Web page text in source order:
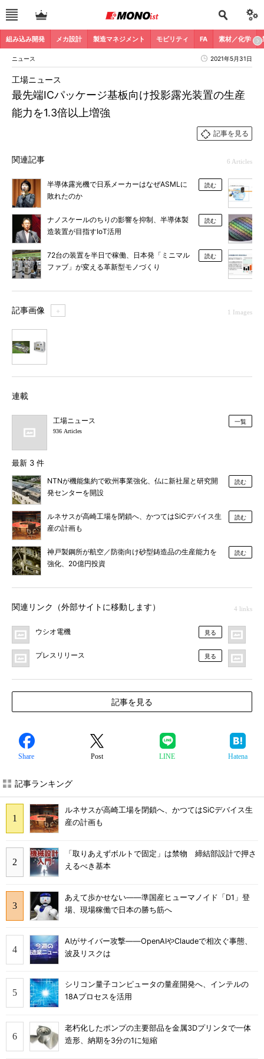
組み込み開発 メカ設計 製造マネジメント モビリティ FA 素材／化学
ニュース 2021年5月31日
最先端ICパッケージ基板向け投影露光装置の生産
能力を1.3倍以上増強
工場ニュース
記事を見る
関連記事 6 Articles
半導体露光機で日系メーカーはなぜASMLに
敗れたのか
読む
ナノスケールのちりの影響を抑制、半導体製
造装置が目指すIoT活用
読む
72台の装置を半日で稼働、日本発「ミニマル
ファブ」が変える革新型モノづくり
読む
記事画像 ＋ 1 Images
連載
工場ニュース
936 Articles
一覧
最新 3 件
NTNが機能集約で欧州事業強化、仏に新社屋と研究開
発センターを開設
読む
ルネサスが高崎工場を閉鎖へ、かつてはSiCデバイス生
産の計画も
読む
神戸製鋼所が航空／防衛向け砂型鋳造品の生産能力を
強化、20億円投資
読む
関連リンク（外部サイトに移動します） 4 links
ウシオ電機 見る
プレスリリース 見る
記事を見る
Share Post LINE Hatena
記事ランキング
ルネサスが高崎工場を閉鎖へ、かつてはSiCデバイス生
産の計画も
「取りあえずボルトで固定」は禁物 締結部設計で押さ
えるべき基本
あえて歩かせない――準国産ヒューマノイド「D1」登
場、現場稼働で日本の勝ち筋へ
AIがサイバー攻撃――OpenAIやClaudeで相次ぐ事態、
波及リスクは
シリコン量子コンピュータの量産開発へ、インテルの
18Aプロセスを活用
老朽化したポンプの主要部品を金属3Dプリンタで一体
造形、納期を3分の1に短縮